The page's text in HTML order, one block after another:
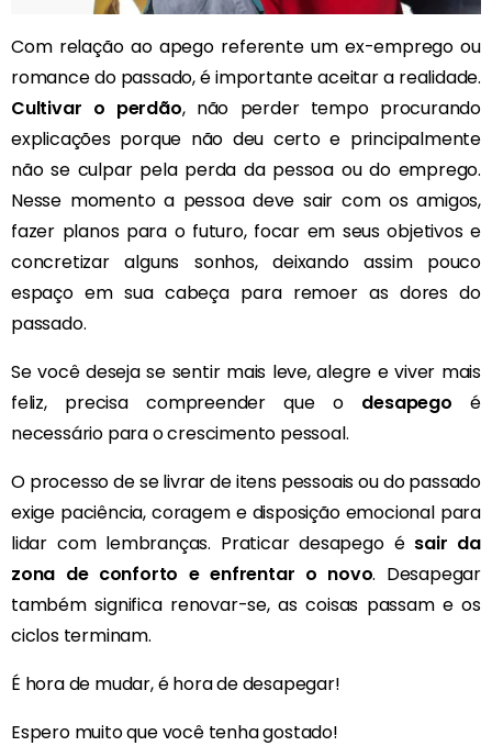
Com relação ao apego referente um ex-emprego ou
romance do passado, é importante aceitar a realidade.
Cultivar o perdão, não perder tempo procurando
explicações porque não deu certo e principalmente
não se culpar pela perda da pessoa ou do emprego.
Nesse momento a pessoa deve sair com os amigos,
fazer planos para o futuro, focar em seus objetivos e
concretizar alguns sonhos, deixando assim pouco
espaço em sua cabeça para remoer as dores do
passado.
Se você deseja se sentir mais leve, alegre e viver mais
feliz, precisa compreender que o desapego é
necessário para o crescimento pessoal.
O processo de se livrar de itens pessoais ou do passado
exige paciência, coragem e disposição emocional para
lidar com lembranças. Praticar desapego é sair da
zona de conforto e enfrentar o novo. Desapegar
também significa renovar-se, as coisas passam e os
ciclos terminam.
É hora de mudar, é hora de desapegar!
Espero muito que você tenha gostado!